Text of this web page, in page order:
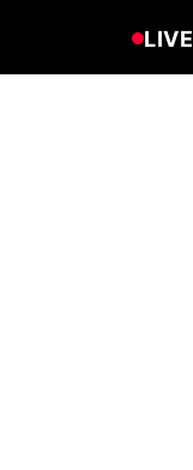
LIVE